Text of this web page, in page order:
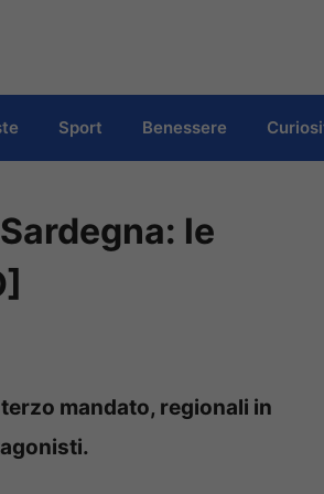
Sport Benessere
le
mandato, regionali in